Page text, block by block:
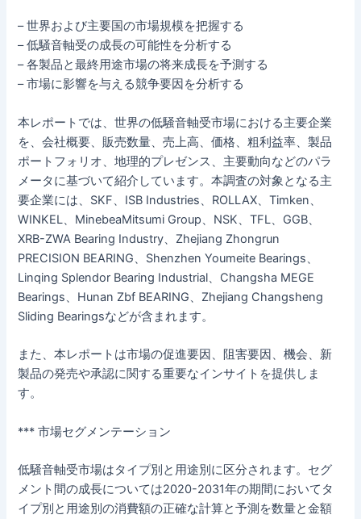
– 世界および主要国の市場規模を把握する
– 低騒音軸受の成長の可能性を分析する
– 各製品と最終用途市場の将来成長を予測する
– 市場に影響を与える競争要因を分析する
本レポートでは、世界の低騒音軸受市場における主要企業
を、会社概要、販売数量、売上高、価格、粗利益率、製品
ポートフォリオ、地理的プレゼンス、主要動向などのパラ
メータに基づいて紹介しています。本調査の対象となる主
要企業には、SKF、ISB Industries、ROLLAX、Timken、
WINKEL、MinebeaMitsumi Group、NSK、TFL、GGB、
XRB-ZWA Bearing Industry、Zhejiang Zhongrun
PRECISION BEARING、Shenzhen Youmeite Bearings、
Linqing Splendor Bearing Industrial、Changsha MEGE
Bearings、Hunan Zbf BEARING、Zhejiang Changsheng
Sliding Bearingsなどが含まれます。
また、本レポートは市場の促進要因、阻害要因、機会、新
製品の発売や承認に関する重要なインサイトを提供しま
す。
*** 市場セグメンテーション
低騒音軸受市場はタイプ別と用途別に区分されます。セグ
メント間の成長については2020-2031年の期間においてタ
イプ別と用途別の消費額の正確な計算と予測を数量と金額